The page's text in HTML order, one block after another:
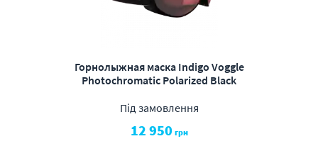
Горнолыжная маска Indigo Voggle
Photochromatic Polarized Black
Під замовлення
12 950грн